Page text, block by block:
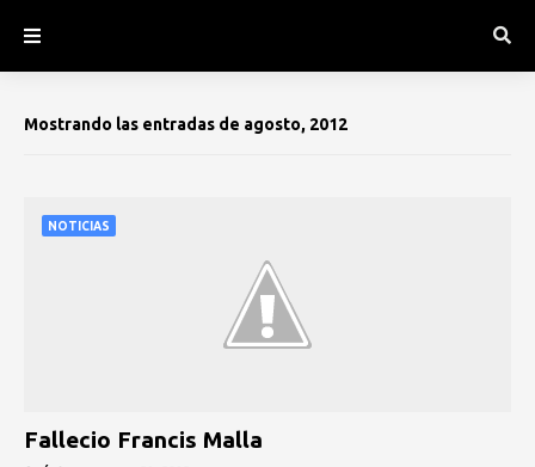
Mostrando las entradas de agosto, 2012
NOTICIAS
Fallecio Francis Malla